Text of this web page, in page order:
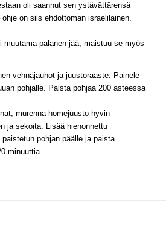
oli saannut sen ystävättärensä
on siis ehdottoman israelilainen.
muutama palanen jää, maistuu se myös
vehnäjauhot ja juustoraaste. Painele
pohjalle. Paista pohjaa 200 asteessa
murenna homejuusto hyvin
ja sekoita. Lisää hienonnettu
pohjan päälle ja paista
minuuttia.